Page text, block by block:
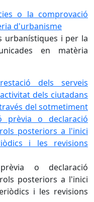
o la comprovació
d'urbanisme
urbanístiques i per la
en matèria
dels serveis
dels ciutadans
del sotmetiment
prèvia o declaració
posteriors a l'inici
i les revisions
o declaració
posteriors a l'inici
i les revisions